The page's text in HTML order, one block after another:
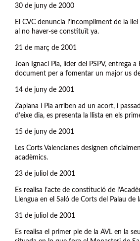
30 de juny de 2000
El CVC denuncia l’incompliment de la
al no haver-se constituït ya.
21 de març de 2001
Joan Ignaci Pla, líder del PSPV, entrega
document per a fomentar un major us
14 de juny de 2001
Zaplana i Pla arriben ad un acort, i
d’eixe dia, es presenta la llista en els
15 de juny de 2001
Les Corts Valencianes designen
acadèmics.
23 de juliol de 2001
Es realisa l’acte de constitució de
Llengua en el Saló de Corts del Palau de
31 de juliol de 2001
Es realisa el primer ple de la AVL en la